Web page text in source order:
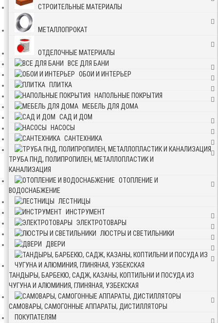
СТРОИТЕЛЬНЫЕ МАТЕРИАЛЫ
МЕТАЛЛОПРОКАТ
ОТДЕЛОЧНЫЕ МАТЕРИАЛЫ
ВСЕ ДЛЯ БАНИ
ОБОИ И ИНТЕРЬЕР
ПЛИТКА
НАПОЛЬНЫЕ ПОКРЫТИЯ
МЕБЕЛЬ ДЛЯ ДОМА
САД И ДОМ
НАСОСЫ
САНТЕХНИКА
ТРУБА ПНД, ПОЛИПРОПИЛЕН, МЕТАЛЛОПЛАСТИК И
КАНАЛИЗАЦИЯ
ОТОПЛЕНИЕ И
ВОДОСНАБЖЕНИЕ
ЛЕСТНИЦЫ
ИНСТРУМЕНТ
ЭЛЕКТРОТОВАРЫ
ЛЮСТРЫ И СВЕТИЛЬНИКИ
ДВЕРИ
ТАНДЫРЫ, БАРБЕКЮ, САДЖ, КАЗАНЫ, КОПТИЛЬНИ И ПОСУДА ИЗ
ЧУГУНА И АЛЮМИНИЯ, ГЛИНЯНАЯ, УЗБЕКСКАЯ
САМОВАРЫ, САМОГОННЫЕ АППАРАТЫ, ДИСТИЛЛЯТОРЫ
ПОКУПАТЕЛЯМ